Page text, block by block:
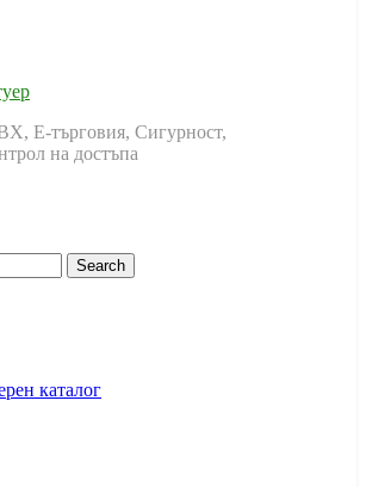
Е-търговия, Сигурност,
на достъпа
каталог